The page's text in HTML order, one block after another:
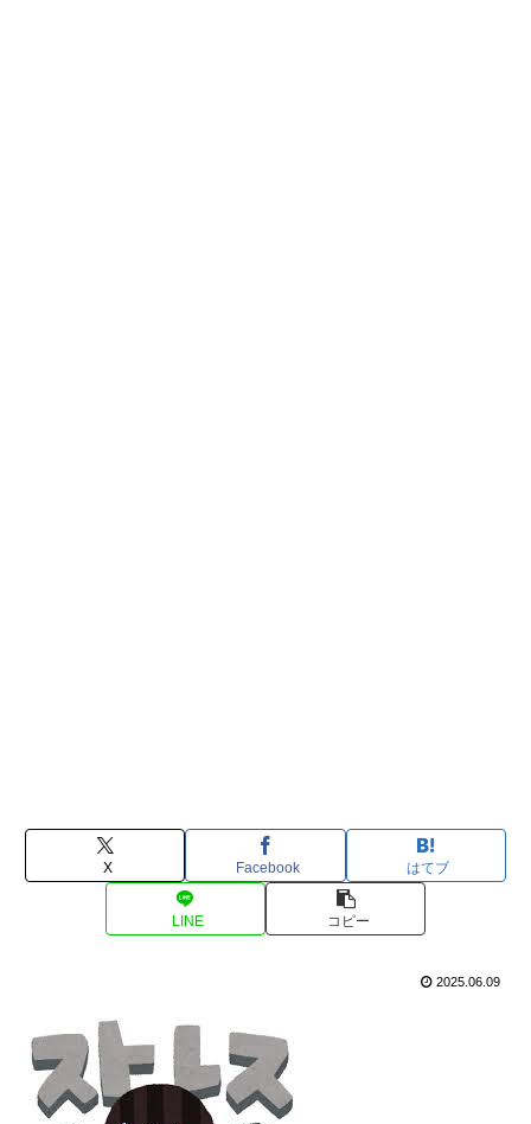
X Facebook はてブ
LINE コピー
2025.06.09